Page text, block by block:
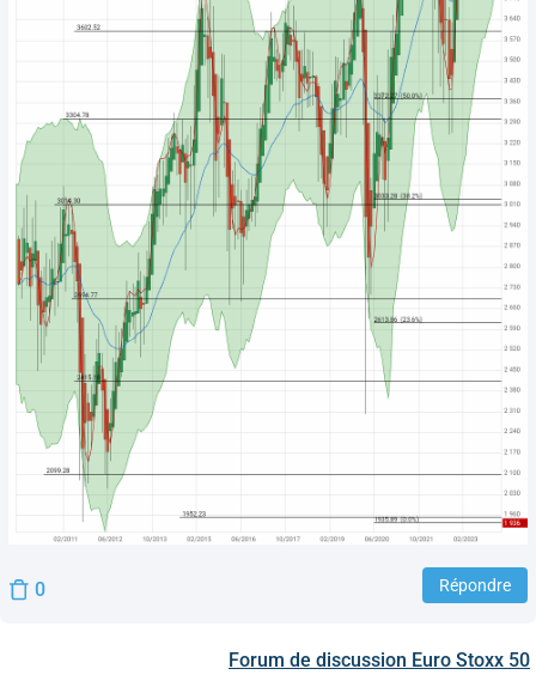
0 Répondre
Forum de discussion Euro Stoxx 50